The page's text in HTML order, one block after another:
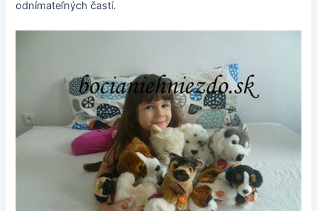
odnímateľných častí.